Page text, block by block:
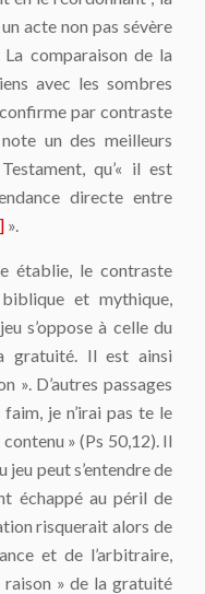
acte non pas sévère
comparaison de la
avec les sombres
par contraste
un des meilleurs
qu’« il est
directe entre
».
établie, le contraste
et mythique,
s’oppose à celle du
gratuité. Il est ainsi
». D’autres passages
je n’irai pas te le
» (Ps 50,12). Il
peut s’entendre de
échappé au péril de
risquerait alors de
et de l’arbitraire,
raison » de la gratuité